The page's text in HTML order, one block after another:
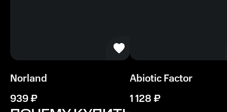
Intel Core i5-6500
Память
12 ГБ ОЗУ
Norland
939₽
Abiotic Factor
1 128₽